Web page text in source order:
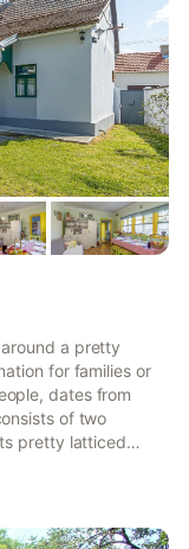
w
z jacuzzi d...
a pretty
for families or
dates from
of two
pretty latticed
burning stove.
can enjoy